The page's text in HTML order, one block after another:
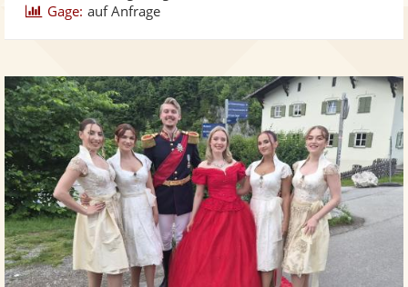
Gage: auf Anfrage